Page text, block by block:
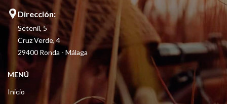
Dirección:
Setenil, 5
Cruz Verde, 4
29400 Ronda - Málaga
MENÚ
Inicio